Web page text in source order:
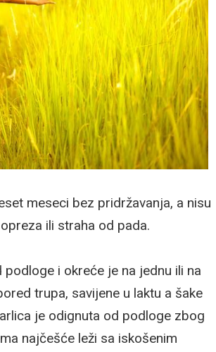
meseci bez pridržavanja, a nisu
ili straha od pada.
i okreće je na jednu ili na
trupa, savijene u laktu a šake
je odignuta od podloge zbog
najčešće leži sa iskošenim